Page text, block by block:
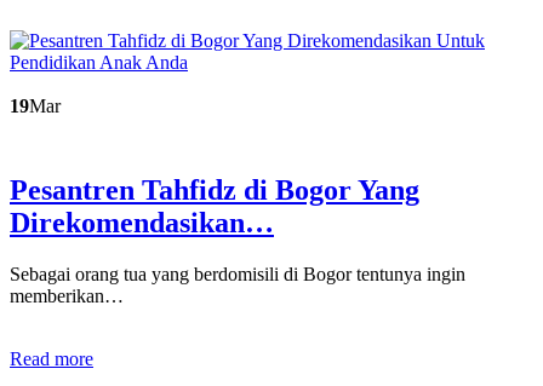
19Mar
Pesantren Tahfidz di Bogor Yang
Direkomendasikan…
Sebagai orang tua yang berdomisili di Bogor tentunya ingin
memberikan…
Read more